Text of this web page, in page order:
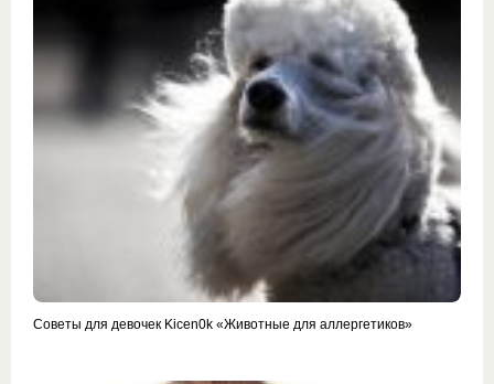
Советы для девочек Kicen0k «Животные для аллергетиков»